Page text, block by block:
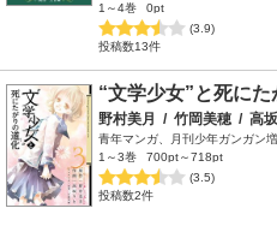
1～4巻
0pt
(3.9)
投稿数13件
“文学少女”と死に
野村美月 / 竹岡美穂 / 高
1～3巻
700pt～718pt
(3.5)
投稿数2件